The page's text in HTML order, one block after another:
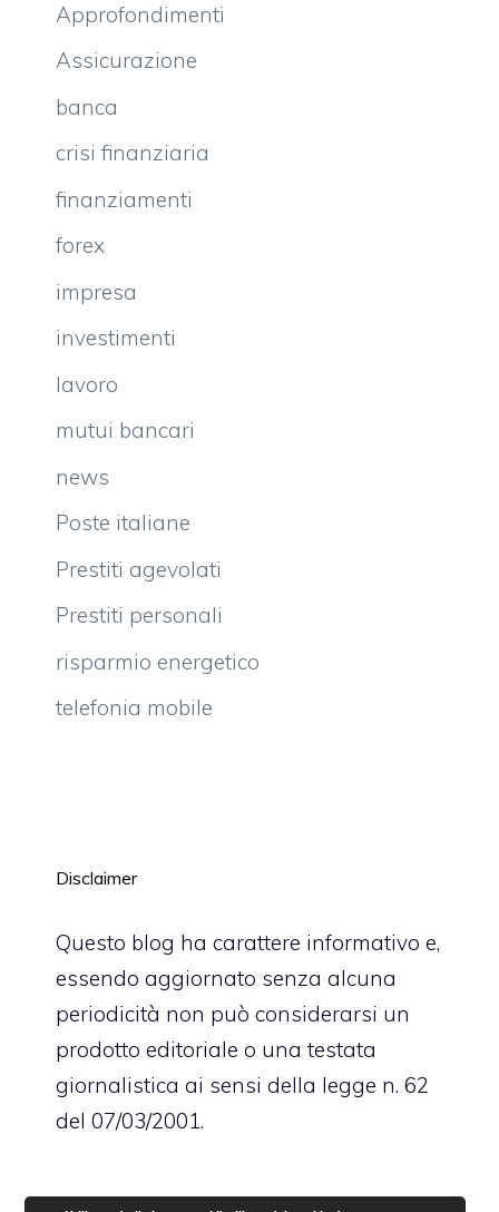
Approfondimenti
Assicurazione
banca
crisi finanziaria
finanziamenti
forex
impresa
investimenti
lavoro
mutui bancari
news
Poste italiane
Prestiti agevolati
Prestiti personali
risparmio energetico
telefonia mobile
Disclaimer
Questo blog ha carattere informativo e,
essendo aggiornato senza alcuna
periodicità non può considerarsi un
prodotto editoriale o una testata
giornalistica ai sensi della legge n. 62
del 07/03/2001.